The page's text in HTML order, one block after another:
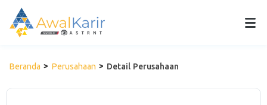
Beranda Perusahaan Detail Perusahaan